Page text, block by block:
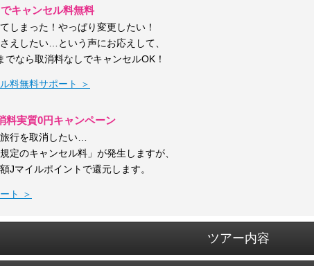
キャンセル料無料
しまった！やっぱり変更したい！
えしたい…という声にお応えして、
なら取消料なしでキャンセルOK！
料無料サポート ＞
料実質0円キャンペーン
行を取消したい…
定のキャンセル料」が発生しますが、
Jマイルポイントで還元します。
ト ＞
ツアー内容